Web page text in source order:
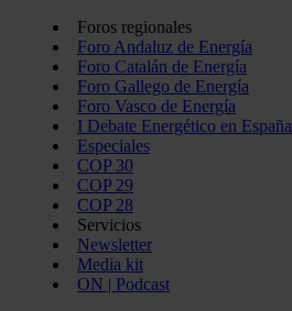
Foros regionales
Foro Andaluz de Energía
Foro Catalán de Energía
Foro Gallego de Energía
Foro Vasco de Energía
I Debate Energético en España
Especiales
COP 30
COP 29
COP 28
Servicios
Newsletter
Media kit
ON | Podcast